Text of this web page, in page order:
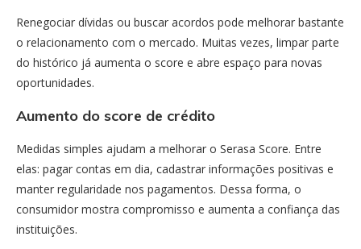
Renegociar dívidas ou buscar acordos pode melhorar bastante
o relacionamento com o mercado. Muitas vezes, limpar parte
do histórico já aumenta o score e abre espaço para novas
oportunidades.
Aumento do score de crédito
Medidas simples ajudam a melhorar o Serasa Score. Entre
elas: pagar contas em dia, cadastrar informações positivas e
manter regularidade nos pagamentos. Dessa forma, o
consumidor mostra compromisso e aumenta a confiança das
instituições.